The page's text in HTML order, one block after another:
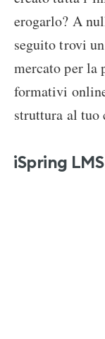
erogarlo? A
seguito trovi
mercato per la
formativi
struttura al tuo
iSpring LMS